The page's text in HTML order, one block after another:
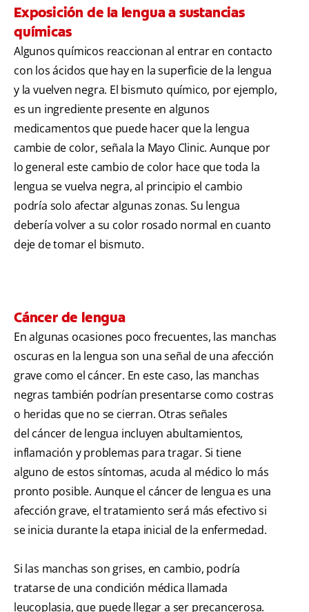
Exposición de la lengua a sustancias
químicas
Algunos químicos reaccionan al entrar en contacto
con los ácidos que hay en la superficie de la lengua
y la vuelven negra. El bismuto químico, por ejemplo,
es un ingrediente presente en algunos
medicamentos que puede hacer que la lengua
cambie de color, señala la Mayo Clinic. Aunque por
lo general este cambio de color hace que toda la
lengua se vuelva negra, al principio el cambio
podría solo afectar algunas zonas. Su lengua
debería volver a su color rosado normal en cuanto
deje de tomar el bismuto.
Cáncer de lengua
En algunas ocasiones poco frecuentes, las manchas
oscuras en la lengua son una señal de una afección
grave como el cáncer. En este caso, las manchas
negras también podrían presentarse como costras
o heridas que no se cierran. Otras señales
del cáncer de lengua incluyen abultamientos,
inflamación y problemas para tragar. Si tiene
alguno de estos síntomas, acuda al médico lo más
pronto posible. Aunque el cáncer de lengua es una
afección grave, el tratamiento será más efectivo si
se inicia durante la etapa inicial de la enfermedad.
Si las manchas son grises, en cambio, podría
tratarse de una condición médica llamada
leucoplasia, que puede llegar a ser precancerosa.